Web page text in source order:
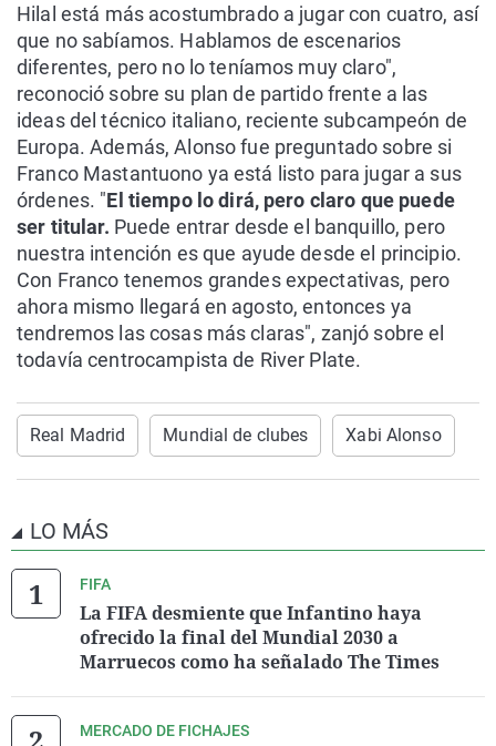
Hilal está más acostumbrado a jugar con cuatro, así
que no sabíamos. Hablamos de escenarios
diferentes, pero no lo teníamos muy claro",
reconoció sobre su plan de partido frente a las
ideas del técnico italiano, reciente subcampeón de
Europa. Además, Alonso fue preguntado sobre si
Franco Mastantuono ya está listo para jugar a sus
órdenes. "El tiempo lo dirá, pero claro que puede
ser titular. Puede entrar desde el banquillo, pero
nuestra intención es que ayude desde el principio.
Con Franco tenemos grandes expectativas, pero
ahora mismo llegará en agosto, entonces ya
tendremos las cosas más claras", zanjó sobre el
todavía centrocampista de River Plate.
Real Madrid Mundial de clubes Xabi Alonso
LO MÁS
FIFA
La FIFA desmiente que Infantino haya
ofrecido la final del Mundial 2030 a
Marruecos como ha señalado The Times
MERCADO DE FICHAJES